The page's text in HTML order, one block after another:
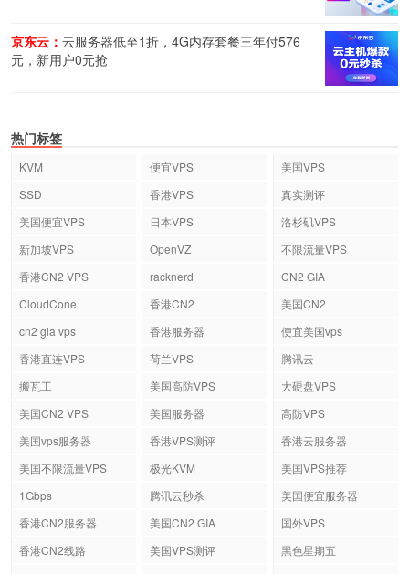
京东云： 云服务器低至1折，4G内存套餐三年付576
元，新用户0元抢
热门标签
KVM 便宜VPS
美国VPS
SSD
香港VPS
真实测评
美国便宜VPS
日本VPS
洛杉矶VPS
新加坡VPS
OpenVZ
不限流量VPS
香港CN2 VPS
racknerd
CN2 GIA
CloudCone
香港CN2
美国CN2
cn2 gia vps
香港服务器
便宜美国vps
香港直连VPS
荷兰VPS
腾讯云
搬瓦工
美国高防VPS
大硬盘VPS
美国CN2 VPS
美国服务器
高防VPS
美国vps服务器
香港VPS测评
香港云服务器
美国不限流量VPS
极光KVM
美国VPS推荐
1Gbps
腾讯云秒杀
美国便宜服务器
香港CN2服务器
美国CN2 GIA
国外VPS
香港CN2线路
美国VPS测评
黑色星期五